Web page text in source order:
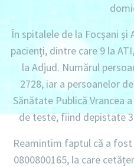
În spitalele de la Focșani
pacienți, dintre care 9 la
la Adjud. Numărul
2728, iar a persoanelor
Sănătate Publică Vrancea
de teste, fiind depistate
Reamintim faptul că a
0800800165, la care